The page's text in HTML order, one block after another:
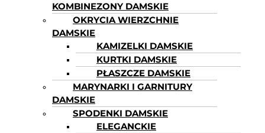
KOMBINEZONY DAMSKIE
OKRYCIA WIERZCHNIE
DAMSKIE
KAMIZELKI DAMSKIE
KURTKI DAMSKIE
PŁASZCZE DAMSKIE
MARYNARKI I GARNITURY
DAMSKIE
SPODENKI DAMSKIE
ELEGANCKIE